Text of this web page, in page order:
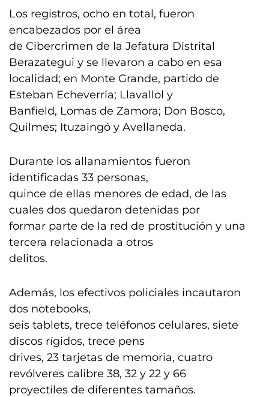
Los registros, ocho en total, fueron
encabezados por el área
de Cibercrimen de la Jefatura Distrital
Berazategui y se llevaron a cabo en esa
localidad; en Monte Grande, partido de
Esteban Echeverría; Llavallol y
Banfield, Lomas de Zamora; Don Bosco,
Quilmes; Ituzaingó y Avellaneda.
Durante los allanamientos fueron
identificadas 33 personas,
quince de ellas menores de edad, de las
cuales dos quedaron detenidas por
formar parte de la red de prostitución y una
tercera relacionada a otros
delitos.
Además, los efectivos policiales incautaron
dos notebooks,
seis tablets, trece teléfonos celulares, siete
discos rígidos, trece pens
drives, 23 tarjetas de memoria, cuatro
revólveres calibre 38, 32 y 22 y 66
proyectiles de diferentes tamaños.